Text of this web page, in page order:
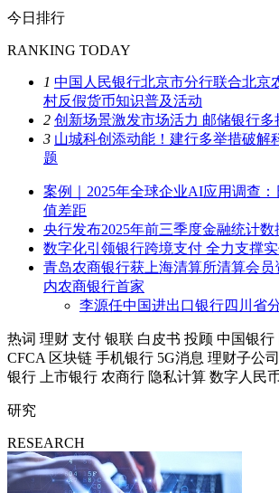
今日排行
RANKING TODAY
1 中国人民银行北京市分行联合北京
村反假货币知识普及活动
2 创新场景激发市场活力 邮储银行多
3 山城科创添动能！建行多举措破解
题
案例｜2025年全球企业AI应用调查
值差距
央行发布2025年前三季度金融统计数
数字化引领银行跨境支付 全力支撑
青岛农商银行获上海清算所清算会
内农商银行首家
李源任中国进出口银行四川省
热词 理财 支付 银联 白皮书 投顾 中国银行
CFCA 区块链 手机银行 5G消息 理财子公司
银行
上市银行 农商行 隐私计算 数字人民
研究
RESEARCH